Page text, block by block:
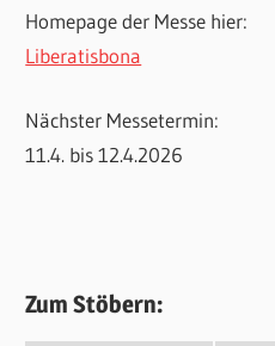
Homepage der Messe hier:
Liberatisbona
Nächster Messetermin:
11.4. bis 12.4.2026
Zum Stöbern: